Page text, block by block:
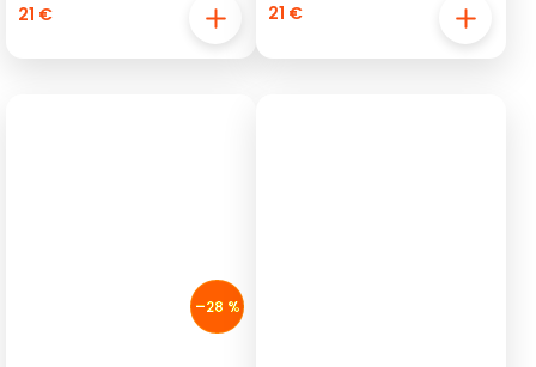
21 € 21 €
–28 %